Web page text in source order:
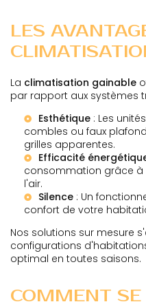
LES
La climatisation gainable
par rapport aux systèmes
Esthétique : Les
combles ou faux
grilles apparentes.
Efficacité
consommation grâce à
l'air.
Silence : Un
confort de votre
Nos solutions sur mesure
configurations
optimal en toutes saisons.
COMMENT SE